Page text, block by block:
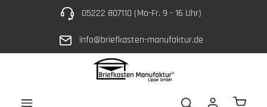
Zum Hauptinhalt springen05222 807110 (Mo-Fr. 9 - 16 Uhr)
info@briefkasten-manufaktur.de